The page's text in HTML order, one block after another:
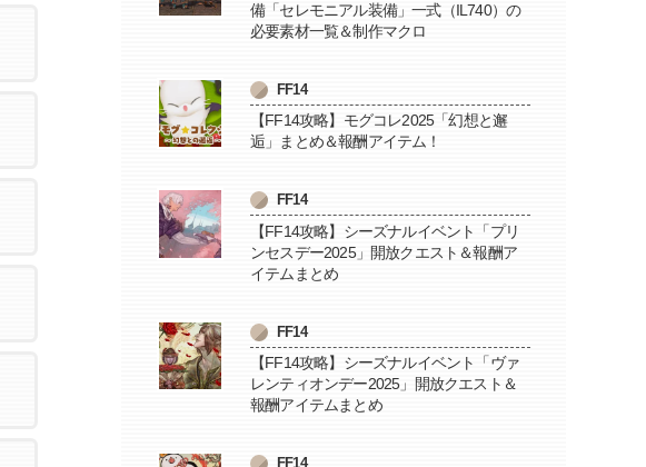
備「セレモニアル装備」一式（IL740）の
必要素材一覧＆制作マクロ
FF14
【FF14攻略】モグコレ2025「幻想と邂
逅」まとめ＆報酬アイテム！
FF14
【FF14攻略】シーズナルイベント「プリ
ンセスデー2025」開放クエスト＆報酬ア
イテムまとめ
FF14
【FF14攻略】シーズナルイベント「ヴァ
レンティオンデー2025」開放クエスト＆
報酬アイテムまとめ